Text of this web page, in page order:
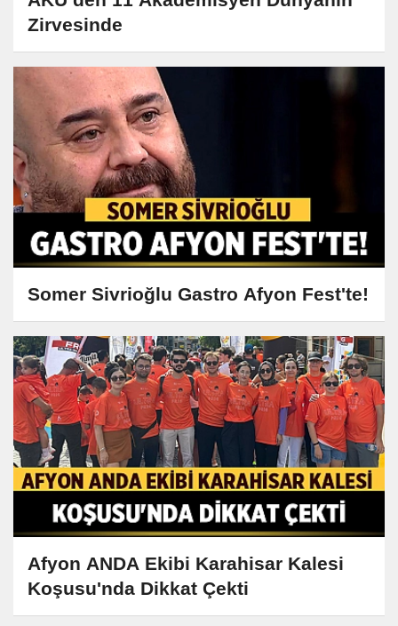
Zirvesinde
Somer Sivrioğlu Gastro Afyon Fest'te!
Afyon ANDA Ekibi Karahisar Kalesi
Koşusu'nda Dikkat Çekti